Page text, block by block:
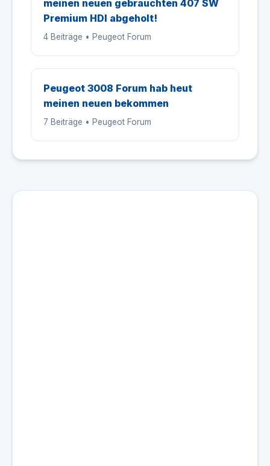
meinen neuen gebrauchten 407 SW
Premium HDI abgeholt!
4 Beiträge • Peugeot Forum
Peugeot 3008 Forum hab heut
meinen neuen bekommen
7 Beiträge • Peugeot Forum